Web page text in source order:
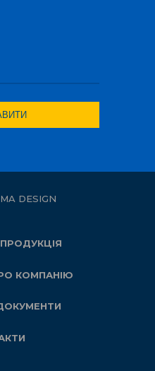
DESIGN
ПРОДУКЦІЯ
КОМПАНІЮ